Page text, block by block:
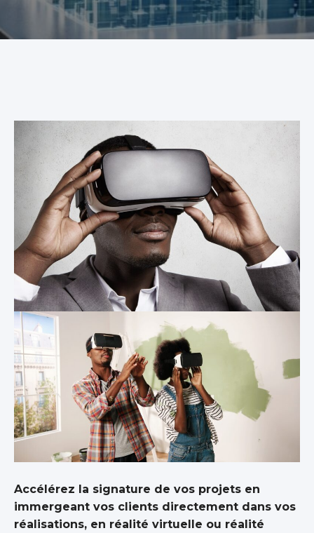
Accélérez la signature de vos projets en
immergeant vos clients directement dans vos
réalisations, en réalité virtuelle ou réalité